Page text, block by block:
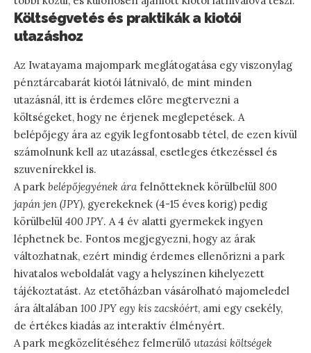
Költségvetés és praktikák a kiotói
utazáshoz
Az Iwatayama majompark meglátogatása egy viszonylag
pénztárcabarát kiotói látnivaló, de mint minden
utazásnál, itt is érdemes előre megtervezni a
költségeket, hogy ne érjenek meglepetések. A
belépőjegy ára az egyik legfontosabb tétel, de ezen kívül
számolnunk kell az utazással, esetleges étkezéssel és
szuvenírekkel is.
A park belépőjegyének ára felnőtteknek körülbelül 800
japán jen (JPY), gyerekeknek (4-15 éves korig) pedig
körülbelül 400 JPY. A 4 év alatti gyermekek ingyen
léphetnek be. Fontos megjegyezni, hogy az árak
változhatnak, ezért mindig érdemes ellenőrizni a park
hivatalos weboldalát vagy a helyszínen kihelyezett
tájékoztatást. Az etetőházban vásárolható majomeledel
ára általában 100 JPY egy kis zacskóért, ami egy csekély,
de értékes kiadás az interaktív élményért.
A park megközelítéséhez felmerülő utazási költségek